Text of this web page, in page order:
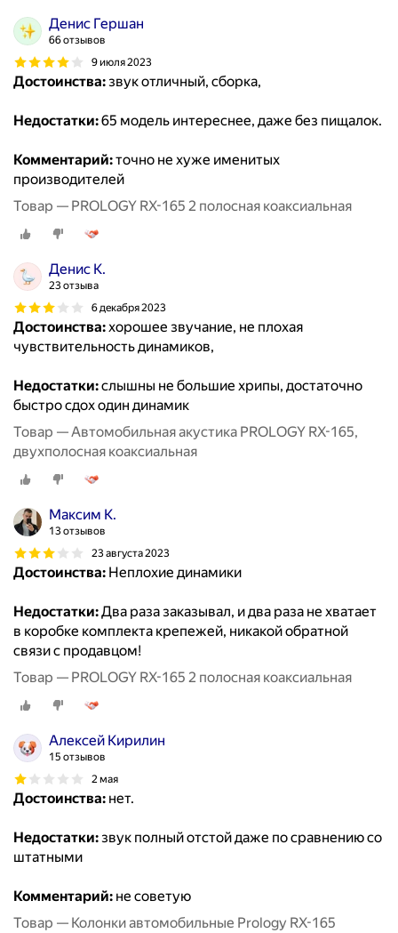
Денис Гершан
66 отзывов
9 июля 2023
Достоинства:звук отличный, сборка,
Недостатки:65 модель интереснее, даже без пищалок.
Комментарий:точно не хуже именитых
производителей
Товар — PROLOGY RX-165 2 полосная коаксиальная
Денис К.
23 отзыва
6 декабря 2023
Достоинства:хорошее звучание, не плохая
чувствительность динамиков,
Недостатки:слышны не большие хрипы, достаточно
быстро сдох один динамик
Товар — Автомобильная акустика PROLOGY RX-165,
двухполосная коаксиальная
Максим К.
13 отзывов
23 августа 2023
Достоинства: Неплохие динамики
Недостатки:Два раза заказывал, и два раза не хватает
в коробке комплекта крепежей, никакой обратной
связи с продавцом!
Товар — PROLOGY RX-165 2 полосная коаксиальная
Алексей Кирилин
15 отзывов
2 мая
Достоинства: нет.
Недостатки:звук полный отстой даже по сравнению со
штатными
Комментарий: не советую
Товар — Колонки автомобильные Prology RX-165